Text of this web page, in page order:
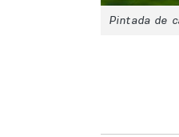
Pintada de